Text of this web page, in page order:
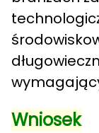
Wniosek